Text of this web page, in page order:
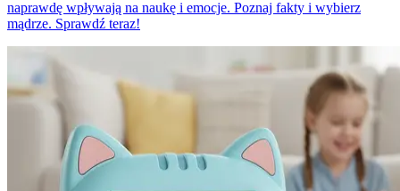
naprawdę wpływają na naukę i emocje. Poznaj fakty i wybierz
mądrze. Sprawdź teraz!